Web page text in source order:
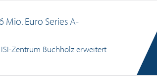
Mio. Euro Series A-
Zentrum Buchholz erweitert